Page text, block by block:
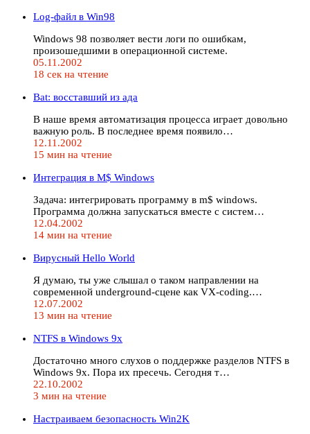
Log-файл в Win98
Windows 98 позволяет вести логи по ошибкам,
произошедшими в операционной системе.
05.11.2002
18 сек на чтение
Bat: восставший из ада
В наше время автоматизация процесса играет довольно
важную роль. В последнее время появило…
12.11.2002
15 мин на чтение
Интеграция в M$ Windows
Задача: интегрировать программу в m$ windows.
Программа должна запускаться вместе с систем…
12.04.2002
14 мин на чтение
Вирусный Hello World
Я думаю, ты уже слышал о таком направлении на
современной underground-сцене как VX-coding.…
12.07.2002
13 мин на чтение
NTFS в Windows 9x
Достаточно много слухов о поддержке разделов NTFS в
Windows 9x. Пора их пресечь. Сегодня т…
22.10.2002
3 мин на чтение
Настраиваем безопасность Win2K